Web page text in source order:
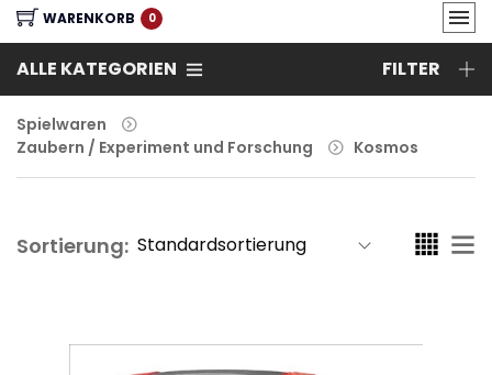
WARENKORB 0
ALLE KATEGORIEN FILTER
Spielwaren
Zaubern / Experiment und Forschung
Kosmos
Sortierung: